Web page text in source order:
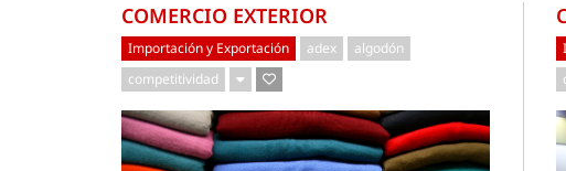
COMERCIO EXTERIOR
Importación y Exportación adex
algodón
competitividad